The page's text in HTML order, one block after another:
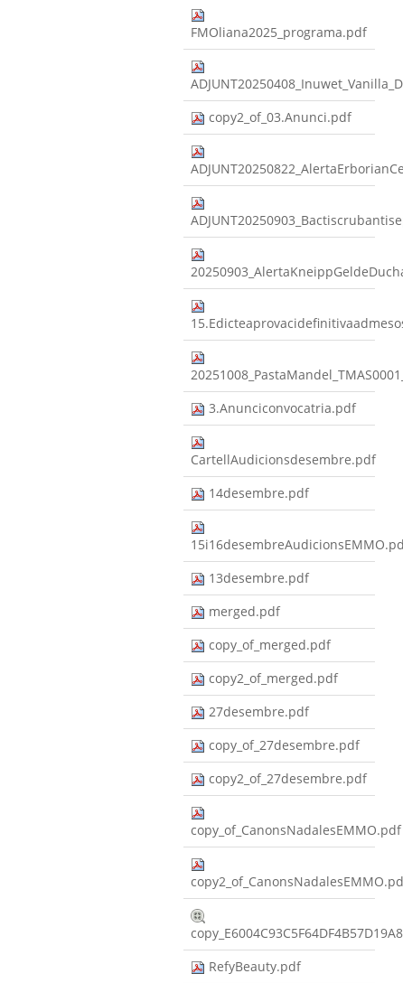
FMOliana2025_programa.pdf
copy2_of_03.Anunci.pdf
3.Anunciconvocatria.pdf
CartellAudicionsdesembre.pdf
14desembre.pdf
13desembre.pdf
merged.pdf
copy_of_merged.pdf
copy2_of_merged.pdf
27desembre.pdf
copy_of_27desembre.pdf
copy2_of_27desembre.pdf
copy_of_CanonsNadalesEMMO.pdf
RefyBeauty.pdf